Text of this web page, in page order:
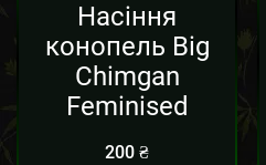
Насіння
конопель Big
Chimgan
Feminised
200₴